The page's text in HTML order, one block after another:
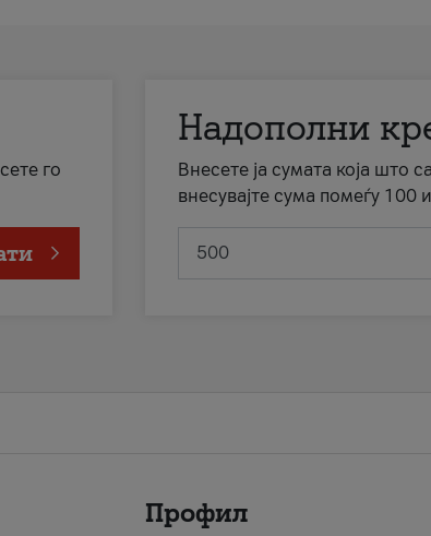
го
Надополни
Внесете ја сумата која што
внесувајте сума помеѓу 100
Профил